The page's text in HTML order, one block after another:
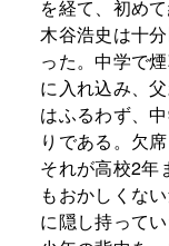
を経て、初め
木谷浩史は十
った。中学で
に入れ込み、
はふるわず、
りである。欠
それが高校2年
もおかしくな
に隠し持って